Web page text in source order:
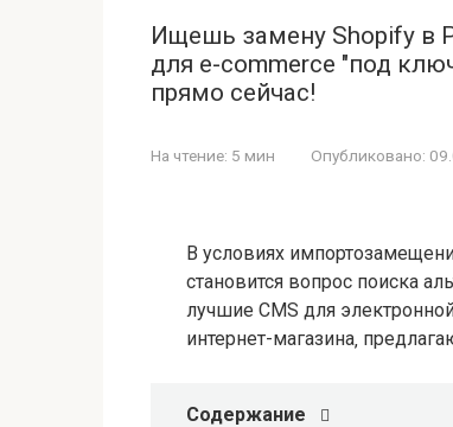
Ищешь замену Shopify в
для e-commerce "под
прямо сейчас!
На чтение: 5 мин Опубликовано:
В условиях
становится вопрос поиска
лучшие CMS для
интернет-магазина‚
Содержание